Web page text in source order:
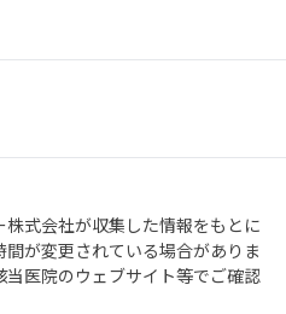
式会社が収集した情報をもとに
が変更されている場合がありま
医院のウェブサイト等でご確認